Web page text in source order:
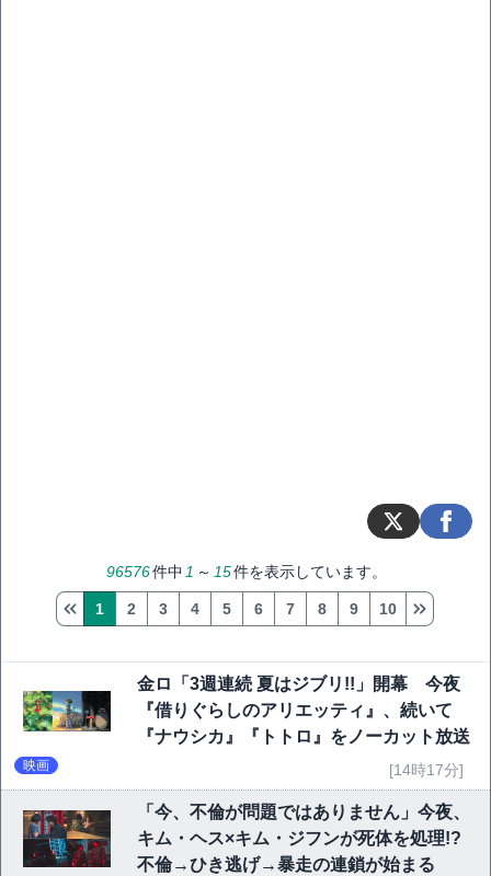
96576件中 1 ～ 15件を表示しています。
1 2 3 4 5 6 7 8 9 10
金ロ「3週連続 夏はジブリ!!」開幕 今夜
『借りぐらしのアリエッティ』、続いて
『ナウシカ』『トトロ』をノーカット放送
映画 [14時17分]
「今、不倫が問題ではありません」今夜、
キム・ヘス×キム・ジフンが死体を処理!?
不倫→ひき逃げ→暴走の連鎖が始まる